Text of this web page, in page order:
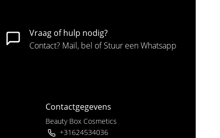
Vraag of hulp nodig?
Contact? Mail, bel of Stuur een Whatsapp
Contactgegevens
Beauty Box Cosmetics
+31624534036